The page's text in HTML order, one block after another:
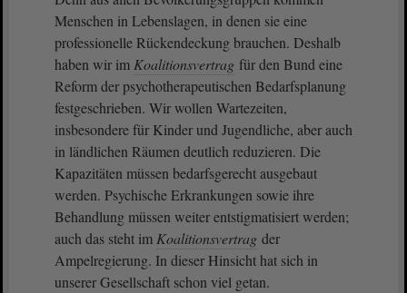
Menschen in Lebenslagen, in denen sie eine
professionelle Rückendeckung brauchen. Deshalb
haben wir im Koalitionsvertrag für den Bund eine
Reform der psychotherapeutischen Bedarfsplanung
festgeschrieben. Wir wollen Wartezeiten,
insbesondere für Kinder und Jugendliche, aber auch
in ländlichen Räumen deutlich reduzieren. Die
Kapazitäten müssen bedarfsgerecht ausgebaut
werden. Psychische Erkrankungen sowie ihre
Behandlung müssen weiter entstigmatisiert werden;
auch das steht im Koalitionsvertrag der
Ampelregierung. In dieser Hinsicht hat sich in
unserer Gesellschaft schon viel getan.